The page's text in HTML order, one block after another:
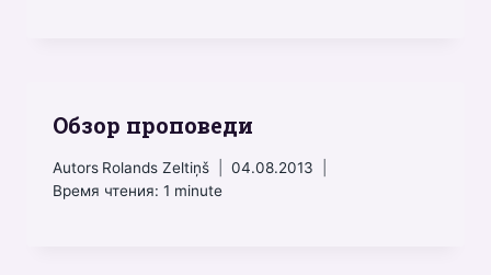
Обзор проповеди
Autors Rolands Zeltiņš
04.08.2013
Время чтения: 1 minute